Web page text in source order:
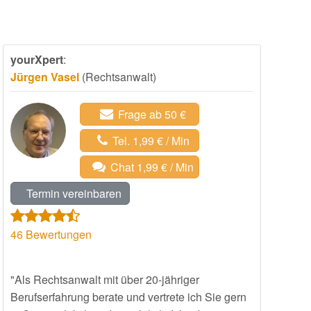
yourXpert:
Jürgen Vasel (Rechtsanwalt)
Frage ab 50 €
Tel. 1,99 € / Min
Chat 1,99 € / Min
Termin vereinbaren
46 Bewertungen
"Als Rechtsanwalt mit über 20-jähriger
Berufserfahrung berate und vertrete ich Sie gern